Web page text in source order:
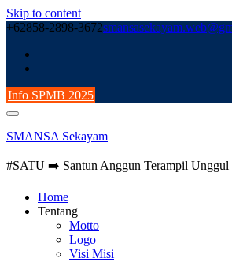
Skip to content
+62858-2898-3672
Info SPMB 2025
SMANSA Sekayam
#SATU ➡️ Santun Anggun Terampil Unggul
Home
Tentang
Motto
Logo
Visi Misi